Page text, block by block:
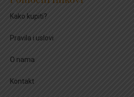
Kako kupiti?
Pravila i uslovi
O nama
Kontakt